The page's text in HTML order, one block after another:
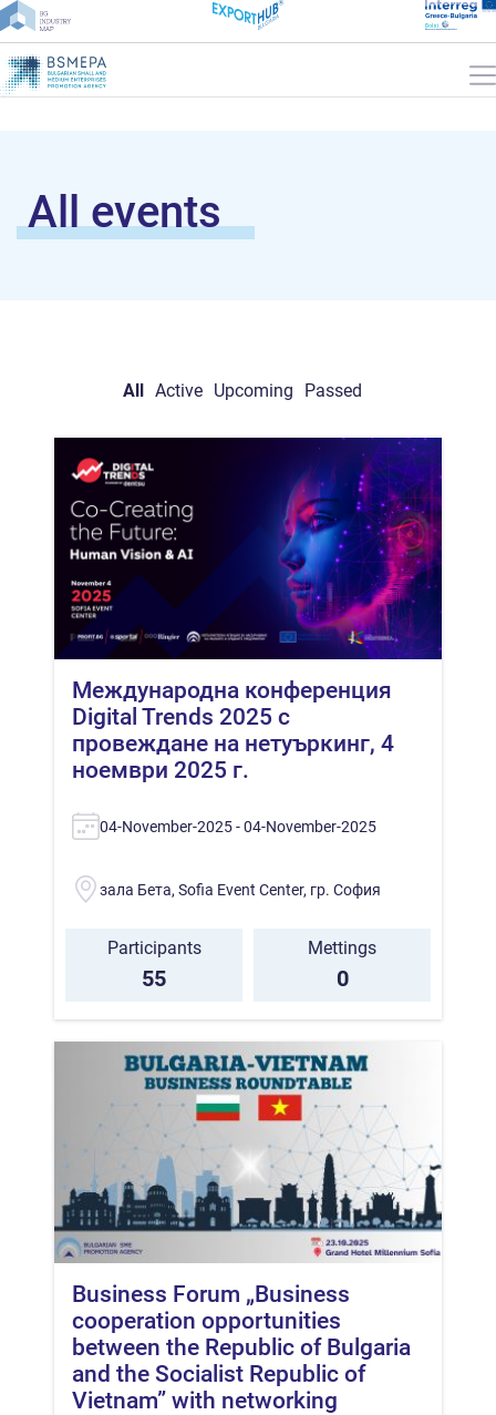
All events
All Active Upcoming Passed
Международна конференция
Digital Trends 2025 с
провеждане на нетуъркинг, 4
ноември 2025 г.
04-November-2025 - 04-November-2025
зала Бета, Sofia Event Center, гр. София
Participants
55
Mettings
0
Business Forum „Business
cooperation opportunities
between the Republic of Bulgaria
and the Socialist Republic of
Vietnam” with networking